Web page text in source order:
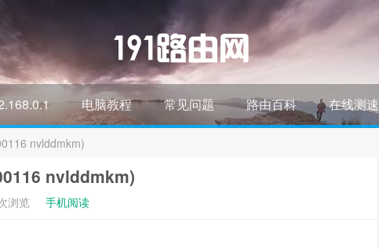
电脑教程 常见问题 路由百科 在线测速
nvlddmkm)
nvlddmkm)
浏览 手机阅读